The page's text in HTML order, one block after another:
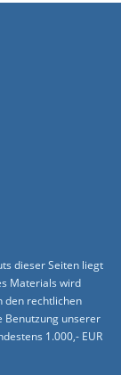
dieser Seiten liegt
Materials wird
den rechtlichen
Benutzung unserer
1.000,- EUR